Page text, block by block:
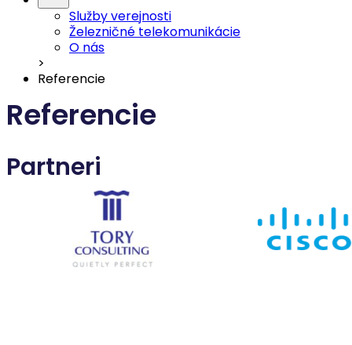
Služby verejnosti
Železničné telekomunikácie
O nás
>
Referencie
Referencie
Partneri